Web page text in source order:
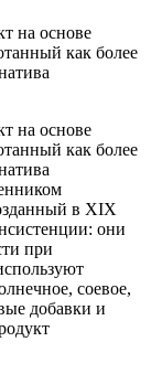
на основе
как более
на основе
как более
в XIX
они
при
соевое,
добавки и